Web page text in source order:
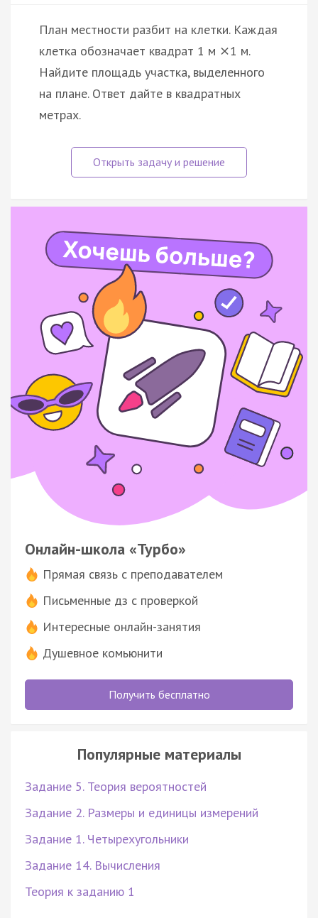
План местности разбит на клетки. Каждая
клетка обозначает квадрат 1 м ×1 м.
Найдите площадь участка, выделенного
на плане. Ответ дайте в квадратных
метрах.
Онлайн-школа «Турбо»
Прямая связь с преподавателем
Письменные дз с проверкой
Интересные онлайн-занятия
Душевное комьюнити
Получить бесплатно
Популярные материалы
Задание 5. Теория вероятностей
Задание 2. Размеры и единицы измерений
Задание 1. Четырехугольники
Задание 14. Вычисления
Теория к заданию 1